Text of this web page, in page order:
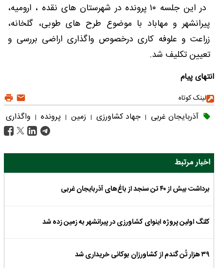
در این جلسه ۱۰ پرونده در شهرستان های نقده ، ارومیه،
پیرانشهر و مهاباد با موضوع طرح های طوبی، گلخانه،
زراعت و علوفه کاری درخصوص واگذاری اراضی بررسی و
تعیین تکلیف شد.
انتهای پیام
لینک کوتاه
آذربایجان غربی | جهاد کشاورزی | زمین | پرونده | واگذاری
اخبار مرتبط
برداشت بیش از ۴۰ تن سنجد از باغ‌های آذربایجان غربی
کلنگ اولین پروژه اینوای کشاورزی در پیرانشهر به زمین زده شد
۳۹ هزار تُن گندم از کشاورزان بوکانی خریداری شد